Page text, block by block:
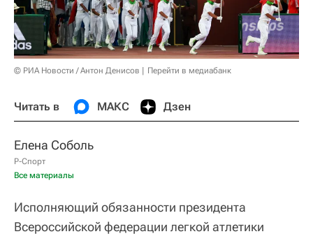
© РИА Новости / Антон Денисов Перейти в медиабанк
Читать в МАКС Дзен
Елена Соболь
Р-Спорт
Все материалы
Исполняющий обязанности президента
Всероссийской федерации легкой атлетики